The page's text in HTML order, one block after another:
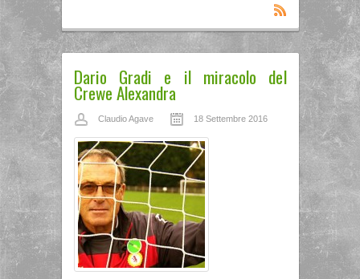
Dario Gradi e il miracolo del
Crewe Alexandra
Claudio Agave 18 Settembre 2016